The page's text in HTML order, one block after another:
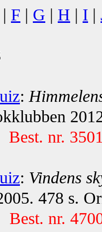
| F | G | H | I |
:
nr.
: Vindens
478 s.
nr.